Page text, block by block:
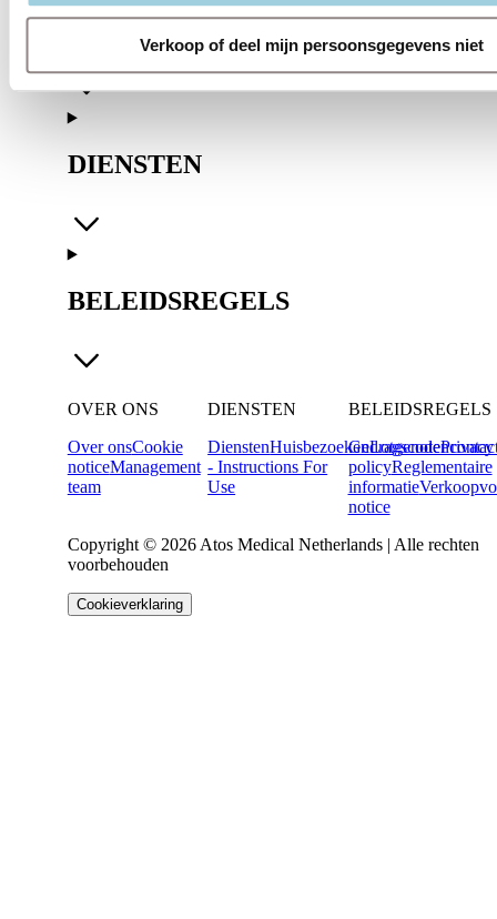
Verkoop of deel mijn persoonsgegevens niet
OVER ONS
DIENSTEN
BELEIDSREGELS
OVER ONS
Over onsCookie
noticeManagement
team
DIENSTEN
DienstenHuisbezoeken
- Instructions For
Use
BELEIDSREGELS
GedragscodePrivacy
policyReglementaire
informatie
notice
Copyright © 2026 Atos Medical Netherlands | Alle rechten
voorbehouden
Cookieverklaring